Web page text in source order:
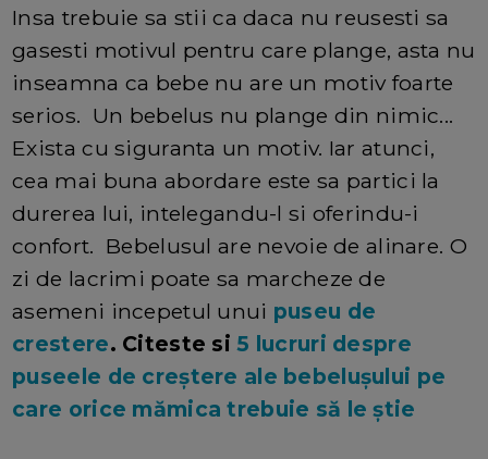
Insa trebuie sa stii ca daca nu reusesti sa
gasesti motivul pentru care plange, asta nu
inseamna ca bebe nu are un motiv foarte
serios. Un bebelus nu plange din nimic...
Exista cu siguranta un motiv. Iar atunci,
cea mai buna abordare este sa partici la
durerea lui, intelegandu-l si oferindu-i
confort. Bebelusul are nevoie de alinare. O
zi de lacrimi poate sa marcheze de
asemeni incepetul unui puseu de
crestere. Citeste si5 lucruri despre
puseele de creștere ale bebelușului pe
care orice mămica trebuie să le știe